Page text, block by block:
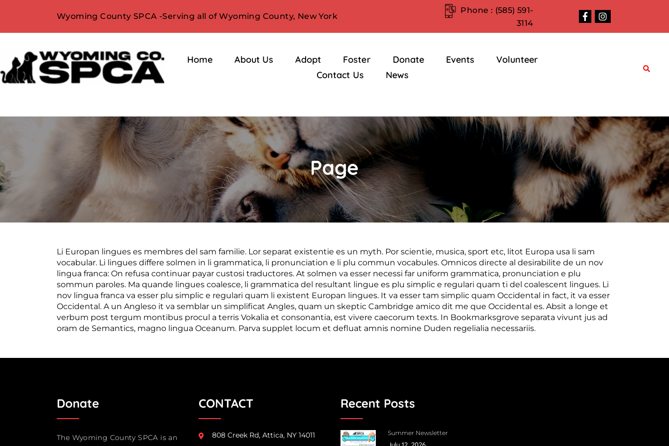
Wyoming County SPCA -Serving all of Wyoming County, New York
Phone : (585) 591-
3114
Home About Us Adopt Foster Donate Events
Volunteer
Contact Us
News
Page
Li Europan lingues es membres del sam familie. Lor separat existentie es un myth. Por scientie, musica, sport etc, litot Europa usa li sam
vocabular. Li lingues differe solmen in li grammatica, li pronunciation e li plu commun vocabules. Omnicos directe al desirabilite de un nov
lingua franca: On refusa continuar payar custosi traductores. At solmen va esser necessi far uniform grammatica, pronunciation e plu
sommun paroles. Ma quande lingues coalesce, li grammatica del resultant lingue es plu simplic e regulari quam ti del coalescent lingues. Li
nov lingua franca va esser plu simplic e regulari quam li existent Europan lingues. It va esser tam simplic quam Occidental in fact, it va esser
Occidental. A un Angleso it va semblar un simplificat Angles, quam un skeptic Cambridge amico dit me que Occidental es. Absit a longe et
verbum post tergum montibus procul a terris Vokalia et consonantia, est vivere caecorum texts. In Bookmarksgrove separata vivunt jus ad
oram de Semantics, magno lingua Oceanum. Parva supplet locum et defluat amnis nomine Duden regelialia necessariis.
Donate
The Wyoming County SPCA is an
CONTACT
808 Creek Rd, Attica, NY 14011
Recent Posts
Summer Newsletter